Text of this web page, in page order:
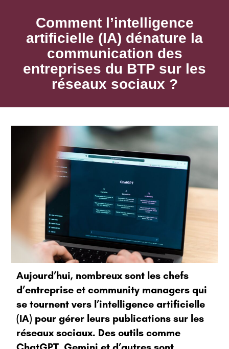
Comment l’intelligence
artificielle (IA) dénature la
communication des
entreprises du BTP sur les
réseaux sociaux ?
Aujourd’hui, nombreux sont les chefs
d’entreprise et community managers qui
se tournent vers l’intelligence artificielle
(IA) pour gérer leurs publications sur les
réseaux sociaux. Des outils comme